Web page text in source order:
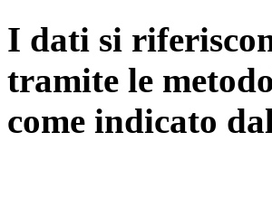
I dati si
tramite le
come indicato